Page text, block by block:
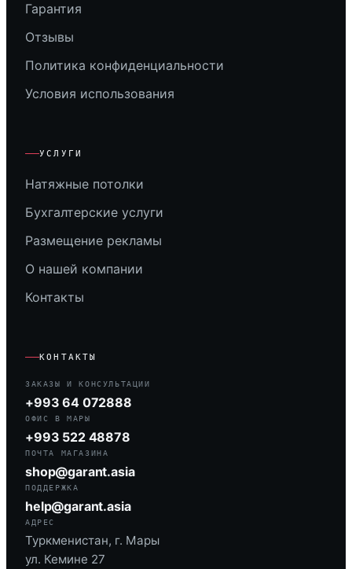
Гарантия
Отзывы
Политика конфиденциальности
Условия использования
УСЛУГИ
Натяжные потолки
Бухгалтерские услуги
Размещение рекламы
О нашей компании
Контакты
КОНТАКТЫ
ЗАКАЗЫ И КОНСУЛЬТАЦИИ
+993 64 072888
ОФИС В МАРЫ
+993 522 48878
ПОЧТА МАГАЗИНА
shop@garant.asia
ПОДДЕРЖКА
help@garant.asia
АДРЕС
Туркменистан, г. Мары
ул. Кемине 27